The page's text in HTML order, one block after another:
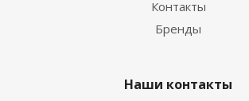
Контакты
Бренды
Наши контакты